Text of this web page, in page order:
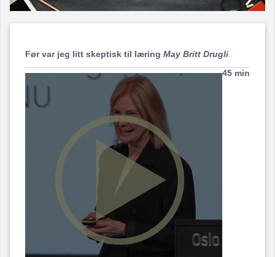
Før var jeg litt skeptisk til læring May Britt Drugli
45 min